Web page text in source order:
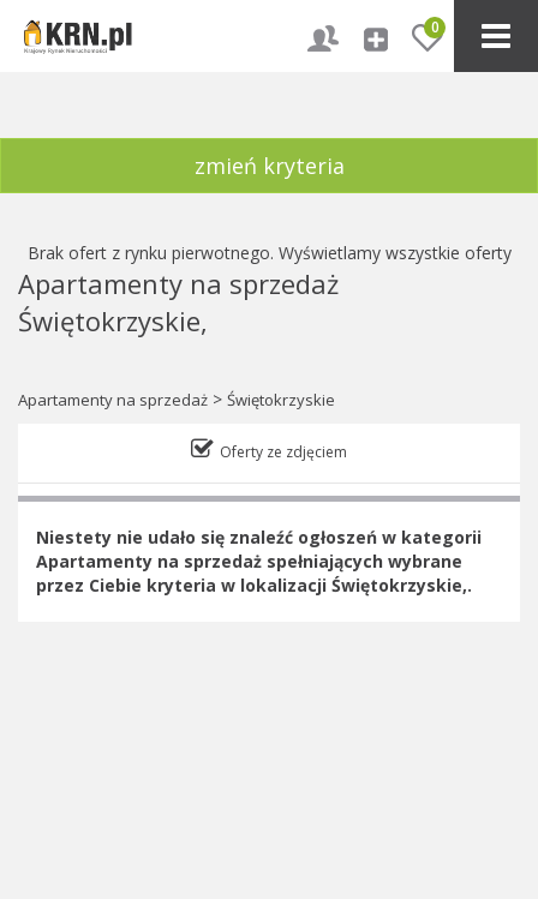
0
zmień kryteria
Brak ofert z rynku pierwotnego. Wyświetlamy wszystkie oferty
Apartamenty na sprzedaż
Świętokrzyskie,
Apartamenty na sprzedaż > Świętokrzyskie
Oferty ze zdjęciem
Niestety nie udało się znaleźć ogłoszeń w kategorii
Apartamenty na sprzedaż spełniających wybrane
przez Ciebie kryteria w lokalizacji Świętokrzyskie,.